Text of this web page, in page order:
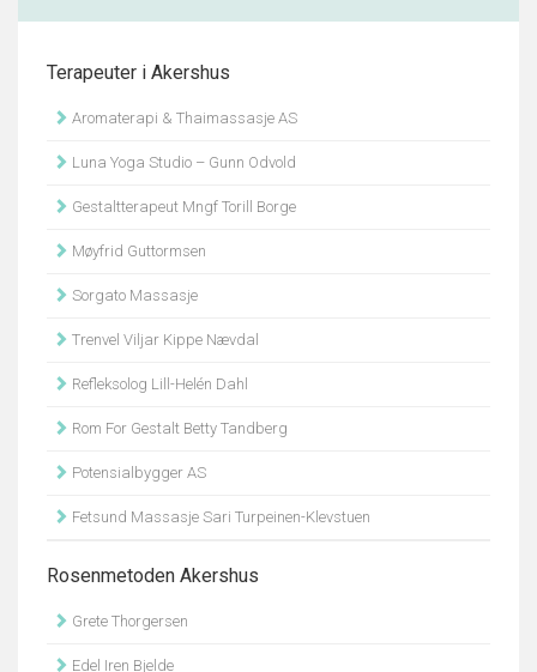
Terapeuter i Akershus
Aromaterapi & Thaimassasje AS
Luna Yoga Studio – Gunn Odvold
Gestaltterapeut Mngf Torill Borge
Møyfrid Guttormsen
Sorgato Massasje
Trenvel Viljar Kippe Nævdal
Refleksolog Lill-Helén Dahl
Rom For Gestalt Betty Tandberg
Potensialbygger AS
Fetsund Massasje Sari Turpeinen-Klevstuen
Rosenmetoden Akershus
Grete Thorgersen
Edel Iren Bjelde